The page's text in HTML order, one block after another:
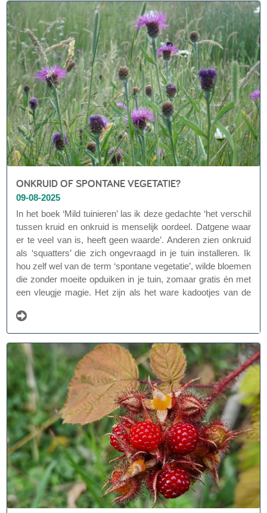
duidelijk is.
ONKRUID OF SPONTANE VEGETATIE?
09-08-2025
In het boek ‘Mild tuinieren’ las ik deze gedachte ‘het verschil
tussen kruid en onkruid is menselijk oordeel. Datgene waar
er te veel van is, heeft geen waarde’. Anderen zien onkruid
als ‘squatters’ die zich ongevraagd in je tuin installeren. Ik
hou zelf wel van de term ‘spontane vegetatie’, wilde bloemen
die zonder moeite opduiken in je tuin, zomaar gratis én met
een vleugje magie. Het zijn als het ware kadootjes van de